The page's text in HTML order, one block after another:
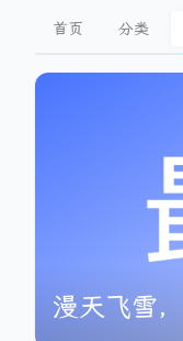
首页 分类
漫天飞雪